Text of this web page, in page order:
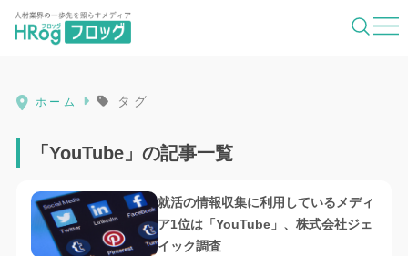
HRog | 人材業界の一歩先を照らすメディ
ホーム タグ
「YouTube」の記事一覧
就活の情報収集に利用しているメディ
ア1位は「YouTube」、株式会社ジェ
イック調査